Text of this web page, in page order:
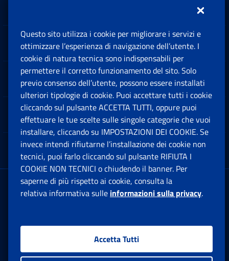
Sedi e Contatti
Software
Note Legali
App mobile
Sede Legale : Via Ciro il Grande, 21
00144 Roma
Questo sito utilizza i cookie per migliorare i servizi e
ottimizzare l’esperienza di navigazione dell’utente. I
cookie di natura tecnica sono indispensabili per
permettere il corretto funzionamento del sito. Solo
previo consenso dell’utente, possono essere installati
ulteriori tipologie di cookie. Puoi accettare tutti i cookie
cliccando sul pulsante ACCETTA TUTTI, oppure puoi
effettuare le tue scelte sulle singole categorie che vuoi
installare, cliccando su IMPOSTAZIONI DEI COOKIE. Se
invece intendi rifiutarne l’installazione dei cookie non
tecnici, puoi farlo cliccando sul pulsante RIFIUTA I
COOKIE NON TECNICI o chiudendo il banner. Per
saperne di più rispetto ai cookie, consulta la
relativa informativa sulle informazioni sulla privacy.
Accetta Tutti